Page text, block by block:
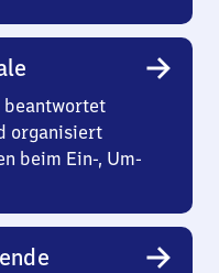
organisiert
beim Ein-, Um-